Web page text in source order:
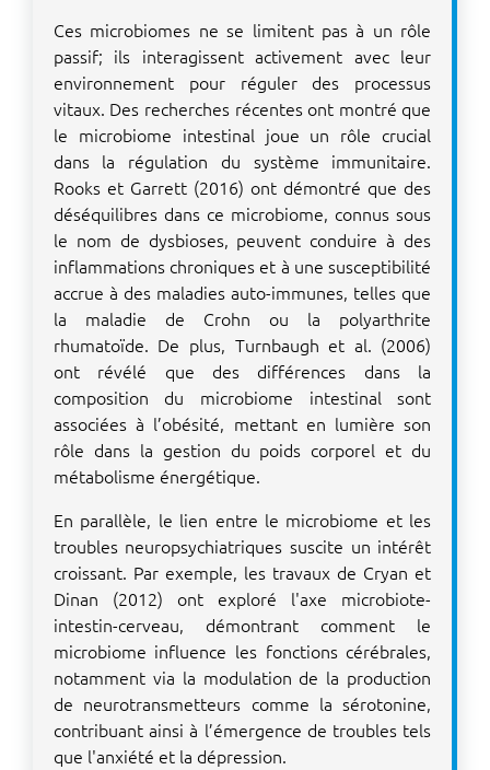
Ces microbiomes ne se limitent pas à un rôle
passif; ils interagissent activement avec leur
environnement pour réguler des processus
vitaux. Des recherches récentes ont montré que
le microbiome intestinal joue un rôle crucial
dans la régulation du système immunitaire.
Rooks et Garrett (2016) ont démontré que des
déséquilibres dans ce microbiome, connus sous
le nom de dysbioses, peuvent conduire à des
inflammations chroniques et à une susceptibilité
accrue à des maladies auto-immunes, telles que
la maladie de Crohn ou la polyarthrite
rhumatoïde. De plus, Turnbaugh et al. (2006)
ont révélé que des différences dans la
composition du microbiome intestinal sont
associées à l’obésité, mettant en lumière son
rôle dans la gestion du poids corporel et du
métabolisme énergétique.
En parallèle, le lien entre le microbiome et les
troubles neuropsychiatriques suscite un intérêt
croissant. Par exemple, les travaux de Cryan et
Dinan (2012) ont exploré l'axe microbiote-
intestin-cerveau, démontrant comment le
microbiome influence les fonctions cérébrales,
notamment via la modulation de la production
de neurotransmetteurs comme la sérotonine,
contribuant ainsi à l’émergence de troubles tels
que l'anxiété et la dépression.